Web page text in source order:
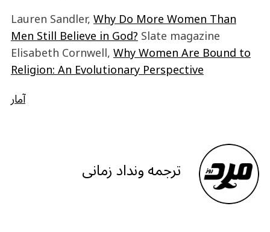
Lauren Sandler,
Why Do More Women Than
Men Still Believe in God?Slate magazine
Elisabeth Cornwell,Why Women Are Bound to
Religion: An Evolutionary Perspective
آمار
ترجمه ونداد زمانی